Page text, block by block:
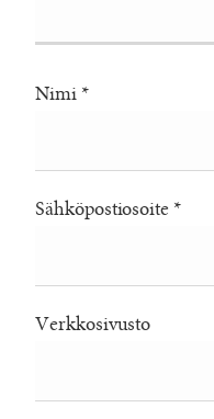
Nimi *
Sähköpostiosoite *
Verkkosivusto